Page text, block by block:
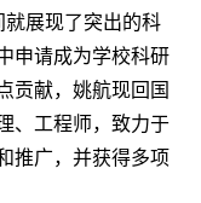
展现了突出的科
申请成为学校科研
贡献，姚航现回国
、工程师，致力于
推广，并获得多项